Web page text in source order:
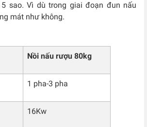
sao. Vì dù trong giai đoạn đun nấu
mát như không.
Nồi nấu rượu 80kg
1 pha-3 pha
16Kw